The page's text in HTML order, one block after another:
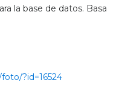
la base de datos. Basa
?id=16524